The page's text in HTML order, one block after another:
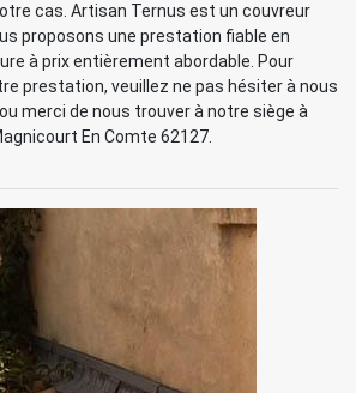
cas. Artisan Ternus est un couvreur
proposons une prestation fiable en
à prix entièrement abordable. Pour
prestation, veuillez ne pas hésiter à nous
merci de nous trouver à notre siège à
En Comte 62127.